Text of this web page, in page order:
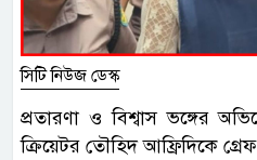
সিটি নিউজ ডেস্ক
প্রতারণা ও বিশ্বাস ভঙ্গের
ক্রিয়েটর তৌহিদ আফ্রিদিকে